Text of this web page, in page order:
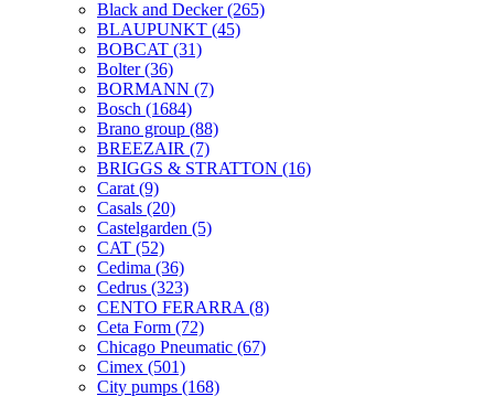
Black and Decker(265)
BLAUPUNKT (45)
BOBCAT (31)
Bolter(36)
BORMANN (7)
Bosch (1684)
Brano group (88)
BREEZAIR (7)
BRIGGS & STRATTON (16)
Carat (9)
Casals (20)
Castelgarden (5)
CAT (52)
Cedima (36)
Cedrus (323)
CENTO FERARRA (8)
Ceta Form (72)
Chicago Pneumatic (67)
Cimex (501)
City pumps (168)